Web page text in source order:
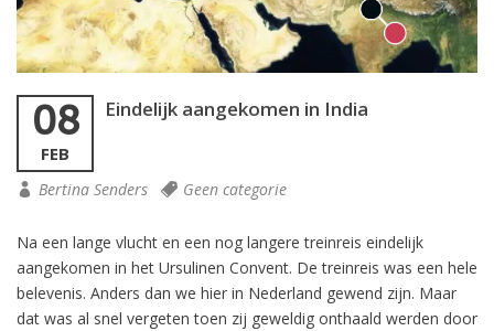
08
FEB
Eindelijk aangekomen in India
Bertina Senders Geen categorie
Na een lange vlucht en een nog langere treinreis eindelijk
aangekomen in het Ursulinen Convent. De treinreis was een hele
belevenis. Anders dan we hier in Nederland gewend zijn. Maar
dat was al snel vergeten toen zij geweldig onthaald werden door